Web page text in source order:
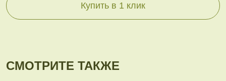
Купить в 1 клик
СМОТРИТЕ ТАКЖЕ